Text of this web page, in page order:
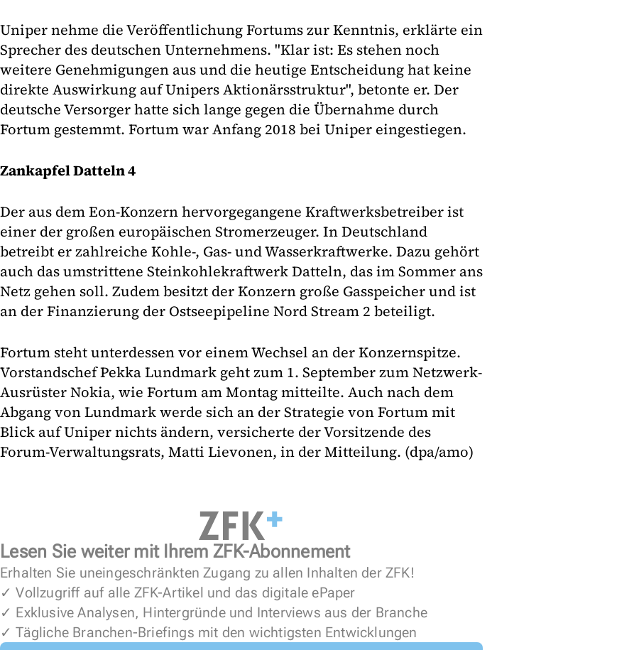
Uniper nehme die Veröffentlichung Fortums zur Kenntnis, erklärte ein
Sprecher des deutschen Unternehmens. "Klar ist: Es stehen noch
weitere Genehmigungen aus und die heutige Entscheidung hat keine
direkte Auswirkung auf Unipers Aktionärsstruktur", betonte er. Der
deutsche Versorger hatte sich lange gegen die Übernahme durch
Fortum gestemmt. Fortum war Anfang 2018 bei Uniper eingestiegen.
Zankapfel Datteln 4
Der aus dem Eon-Konzern hervorgegangene Kraftwerksbetreiber ist
einer der großen europäischen Stromerzeuger. In Deutschland
betreibt er zahlreiche Kohle-, Gas- und Wasserkraftwerke. Dazu gehört
auch das umstrittene Steinkohlekraftwerk Datteln, das im Sommer ans
Netz gehen soll. Zudem besitzt der Konzern große Gasspeicher und ist
an der Finanzierung der Ostseepipeline Nord Stream 2 beteiligt.
Fortum steht unterdessen vor einem Wechsel an der Konzernspitze.
Vorstandschef Pekka Lundmark geht zum 1. September zum Netzwerk-
Ausrüster Nokia, wie Fortum am Montag mitteilte. Auch nach dem
Abgang von Lundmark werde sich an der Strategie von Fortum mit
Blick auf Uniper nichts ändern, versicherte der Vorsitzende des
Forum-Verwaltungsrats, Matti Lievonen, in der Mitteilung. (dpa/amo)
Lesen Sie weiter mit Ihrem ZFK-Abonnement
Erhalten Sie uneingeschränkten Zugang zu allen Inhalten der ZFK!
✓ Vollzugriff auf alle ZFK-Artikel und das digitale ePaper
✓ Exklusive Analysen, Hintergründe und Interviews aus der Branche
✓ Tägliche Branchen-Briefings mit den wichtigsten Entwicklungen